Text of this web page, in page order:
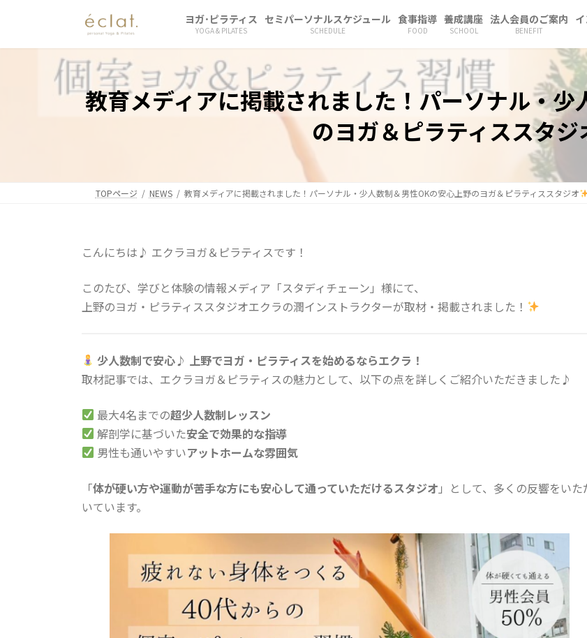
ヨガ･ピラティス
YOGA & PILATES
セミパーソナルスケジュール
SCHEDULE
食事指導
FOOD
養成講座
SCHOOL
法人会員のご案内
BENEFIT
教育メディアに掲載されました！パーソナル・
のヨガ＆ピラティススタジ
TOPページ NEWS 教育メディアに掲載されました！パーソナル・少人数制＆男性OKの安心上野のヨガ＆ピラティススタジオ
こんにちは♪ エクラヨガ＆ピラティスです！
このたび、学びと体験の情報メディア「スタディチェーン」様にて、
上野のヨガ・ピラティススタジオエクラの潤インストラクターが取材・掲載されました！
少人数制で安心♪ 上野でヨガ・ピラティスを始めるならエクラ！
取材記事では、エクラヨガ＆ピラティスの魅力として、以下の点を詳しくご紹介いただきました♪
最大4名までの超少人数制レッスン
解剖学に基づいた安全で効果的な指導
男性も通いやすいアットホームな雰囲気
「体が硬い方や運動が苦手な方にも安心して通っていただけるスタジオ 」として、多くの反響をいた
いています。